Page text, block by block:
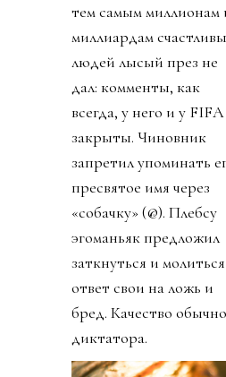
тем самым миллионам
миллиардам
людей лысый през не
дал: комменты, как
всегда, у него и у FIFA
закрыты. Чиновник
запретил упоминать
пресвятое имя через
«собачку» (@). Плебсу
эгоманьяк предложил
заткнуться и
ответ свои на ложь и
бред. Качество
диктатора.